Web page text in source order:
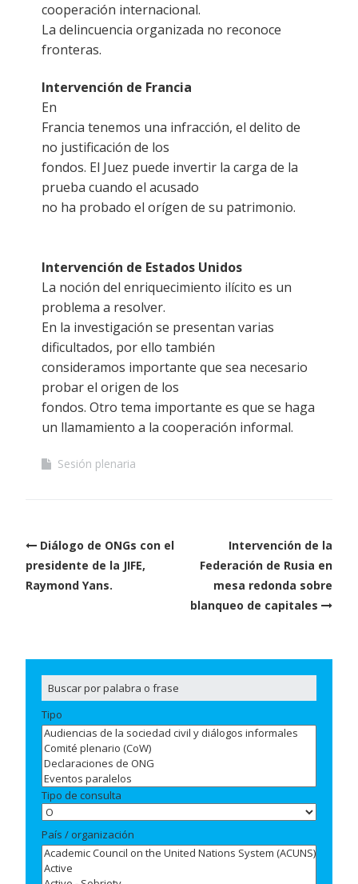
cooperación internacional.
La delincuencia organizada no reconoce
fronteras.
Intervención de Francia
En
Francia tenemos una infracción, el delito de
no justificación de los
fondos. El Juez puede invertir la carga de la
prueba cuando el acusado
no ha probado el orígen de su patrimonio.
Intervención de Estados Unidos
La noción del enriquecimiento ilícito es un
problema a resolver.
En la investigación se presentan varias
dificultados, por ello también
consideramos importante que sea necesario
probar el origen de los
fondos. Otro tema importante es que se haga
un llamamiento a la cooperación informal.
Sesión plenaria
Post
navigation
Diálogo de ONGs con el
presidente de la JIFE,
Raymond Yans.
Intervención de la
Federación de Rusia en
mesa redonda sobre
blanqueo de capitales
Tipo
Tipo de consulta
País / organización